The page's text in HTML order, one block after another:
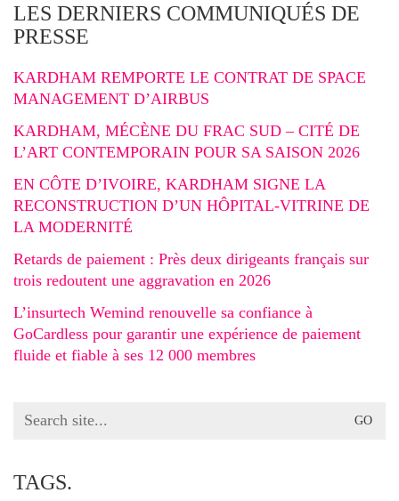
LES DERNIERS COMMUNIQUÉS DE
PRESSE
KARDHAM REMPORTE LE CONTRAT DE SPACE
MANAGEMENT D’AIRBUS
KARDHAM, MÉCÈNE DU FRAC SUD – CITÉ DE
L’ART CONTEMPORAIN POUR SA SAISON 2026
EN CÔTE D’IVOIRE, KARDHAM SIGNE LA
RECONSTRUCTION D’UN HÔPITAL-VITRINE DE
LA MODERNITÉ
Retards de paiement : Près deux dirigeants français sur
trois redoutent une aggravation en 2026
L’insurtech Wemind renouvelle sa confiance à
GoCardless pour garantir une expérience de paiement
fluide et fiable à ses 12 000 membres
Search
TAGS.